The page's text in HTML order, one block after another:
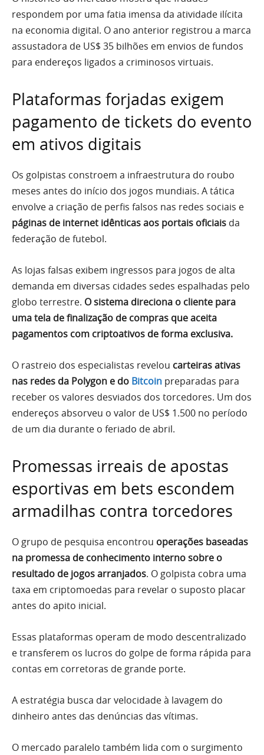
respondem por uma fatia imensa da atividade ilícita
na economia digital. O ano anterior registrou a marca
assustadora de US$ 35 bilhões em envios de fundos
para endereços ligados a criminosos virtuais.
Plataformas forjadas exigem
pagamento de tickets do evento
em ativos digitais
Os golpistas constroem a infraestrutura do roubo
meses antes do início dos jogos mundiais. A tática
envolve a criação de perfis falsos nas redes sociais e
páginas de internet idênticas aos portais oficiais da
federação de futebol.
As lojas falsas exibem ingressos para jogos de alta
demanda em diversas cidades sedes espalhadas pelo
globo terrestre. O sistema direciona o cliente para
uma tela de finalização de compras que aceita
pagamentos com criptoativos de forma exclusiva.
O rastreio dos especialistas revelou carteiras ativas
nas redes da Polygon e do Bitcoin preparadas para
receber os valores desviados dos torcedores. Um dos
endereços absorveu o valor de US$ 1.500 no período
de um dia durante o feriado de abril.
Promessas irreais de apostas
esportivas em bets escondem
armadilhas contra torcedores
O grupo de pesquisa encontrou operações baseadas
na promessa de conhecimento interno sobre o
resultado de jogos arranjados. O golpista cobra uma
taxa em criptomoedas para revelar o suposto placar
antes do apito inicial.
Essas plataformas operam de modo descentralizado
e transferem os lucros do golpe de forma rápida para
contas em corretoras de grande porte.
A estratégia busca dar velocidade à lavagem do
dinheiro antes das denúncias das vítimas.
O mercado paralelo também lida com o surgimento